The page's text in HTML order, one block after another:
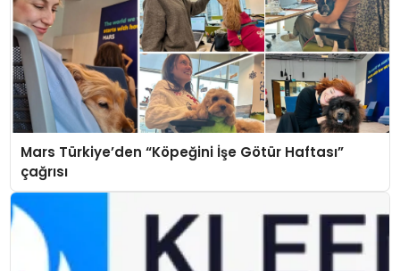
Mars Türkiye’den “Köpeğini İşe Götür Haftası”
çağrısı